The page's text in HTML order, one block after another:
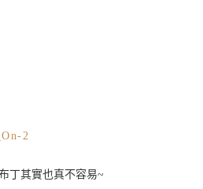
丁其實也真不容易~